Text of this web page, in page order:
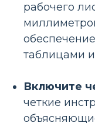
рабочего
таблицами
Включите
четкие